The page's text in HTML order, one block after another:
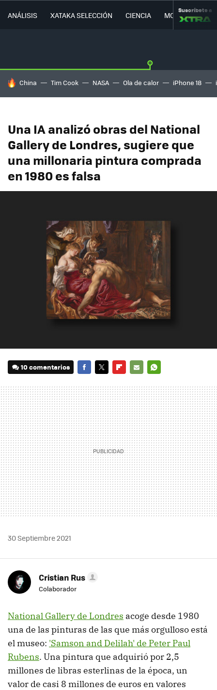
ANÁLISIS XATAKA SELECCIÓN CIENCIA MOVILIDAD
Suscríbete a
HOY SE HABLA DE
China Tim Cook NASA Ola de calor iPhone 18
Una IA analizó obras del National
Gallery de Londres, sugiere que
una millonaria pintura comprada
en 1980 es falsa
10 comentarios
MAIL
30 Septiembre 2021
Cristian Rus
Colaborador
National Gallery de Londres acoge desde 1980
una de las pinturas de las que más orgulloso está
el museo: 'Samson and Delilah' de Peter Paul
Rubens. Una pintura que adquirió por 2,5
millones de libras esterlinas de la época, un
valor de casi 8 millones de euros en valores